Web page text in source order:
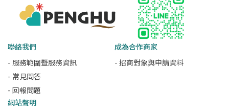
聯絡我們
- 服務範圍暨服務資訊
- 常見問答
- 回報問題
成為合作商家
- 招商對象與申請資料
網站聲明